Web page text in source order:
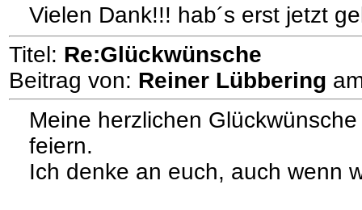
Vielen Dank!!! hab´s erst jetzt
Titel: Re:Glückwünsche
Beitrag von: Reiner Lübbering
Meine herzlichen
feiern.
Ich denke an euch, auch wenn